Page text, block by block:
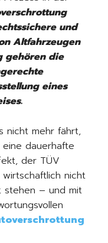
und
Altfahrzeugen
gehören die
eines
nicht mehr fährt,
dauerhafte
der TÜV
nicht
stehen – und mit